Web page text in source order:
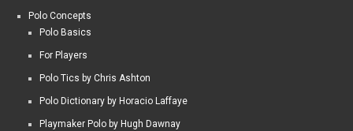
Polo Concepts
Polo Basics
For Players
Polo Tics by Chris Ashton
Polo Dictionary by Horacio Laffaye
Playmaker Polo by Hugh Dawnay